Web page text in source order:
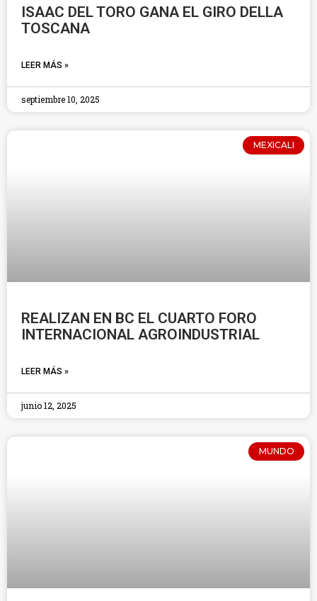
ISAAC DEL TORO GANA EL GIRO DELLA
TOSCANA
LEER MÁS »
septiembre 10, 2025
MEXICALI
REALIZAN EN BC EL CUARTO FORO
INTERNACIONAL AGROINDUSTRIAL
LEER MÁS »
junio 12, 2025
MUNDO